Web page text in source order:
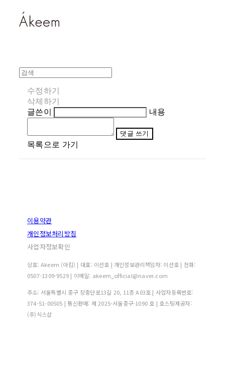
수정하기
삭제하기
글쓴이
내용
댓글 쓰기
목록으로 가기
이용약관
개인정보처리방침
사업자정보확인
상호: Akeem (아킴) | 대표: 이선호 | 개인정보관리책임자: 이선호 | 전화:
0507-1309-9529 | 이메일: akeem_official@naver.com
주소: 서울특별시 중구 장충단로13길 20, 11층 A03호 | 사업자등록번호:
374-51-00505 | 통신판매: 제 2025-서울중구-1090 호 | 호스팅제공자:
(주)식스샵